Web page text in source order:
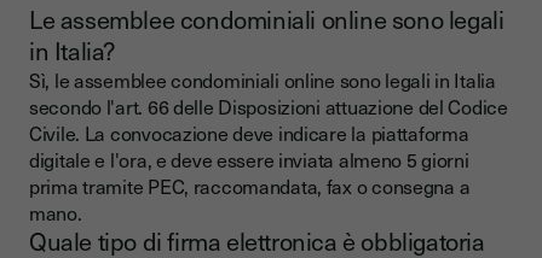
Le assemblee condominiali online sono legali
in Italia?
Sì, le assemblee condominiali online sono legali in Italia
secondo l'art. 66 delle Disposizioni attuazione del Codice
Civile. La convocazione deve indicare la piattaforma
digitale e l'ora, e deve essere inviata almeno 5 giorni
prima tramite PEC, raccomandata, fax o consegna a
mano.
Quale tipo di firma elettronica è obbligatoria